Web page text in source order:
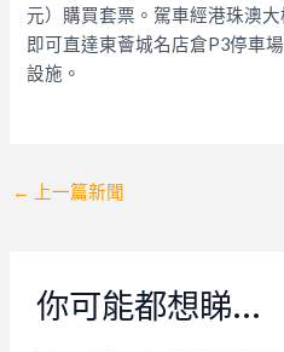
元）購買套票。駕車經港珠澳
即可直達東薈城名店倉P3停車
設施。
Post
← 上一篇新聞
你可能都想睇…